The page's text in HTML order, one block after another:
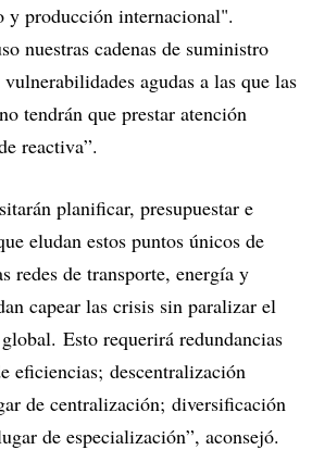
y producción internacional".
nuestras cadenas de suministro
agudas a las que las
tendrán que prestar atención
reactiva”.
planificar, presupuestar e
eludan estos puntos únicos de
redes de transporte, energía y
capear las crisis sin paralizar el
Esto requerirá redundancias
eficiencias; descentralización
de centralización; diversificación
de especialización”, aconsejó.